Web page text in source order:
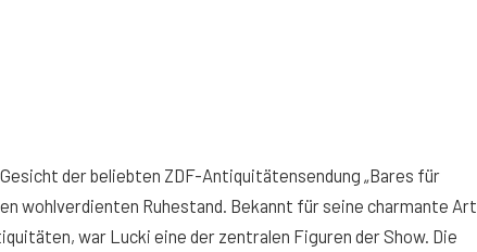
der beliebten ZDF-Antiquitätensendung „Bares für
wohlverdienten Ruhestand. Bekannt für seine charmante Art
war Lucki eine der zentralen Figuren der Show. Die